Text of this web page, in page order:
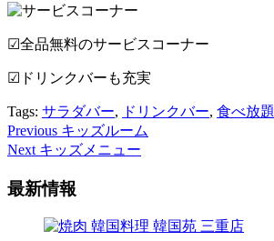
☑︎全品無料のサービスコーナー
☑︎ドリンクバーも充実
Tags: サラダバー, ドリンクバー, 食べ放題
Post
Navigation
Previous キッズルーム
Next キッズメニュー
最新情報